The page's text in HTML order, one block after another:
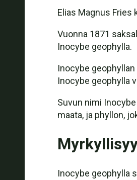
Elias Magnus
Vuonna 1871
Inocybe geophylla.
Inocybe
Inocybe geophylla
Suvun nimi
maata, ja phyllon,
Inocybe geophylla